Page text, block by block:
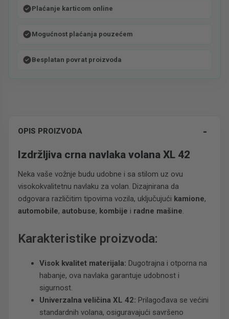
Plaćanje karticom online
Mogućnost plaćanja pouzećem
Besplatan povrat proizvoda
OPIS PROIZVODA
Izdržljiva crna navlaka volana XL 42
Neka vaše vožnje budu udobne i sa stilom uz ovu
visokokvalitetnu navlaku za volan. Dizajnirana da
odgovara različitim tipovima vozila, uključujući kamione,
automobile, autobuse, kombije i radne mašine.
Karakteristike proizvoda:
Visok kvalitet materijala: Dugotrajna i otporna na
habanje, ova navlaka garantuje udobnost i
sigurnost.
Univerzalna veličina XL 42: Prilagođava se većini
standardnih volana, osiguravajući savršeno
-